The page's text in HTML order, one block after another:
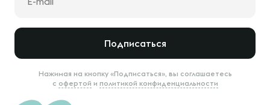
Подписаться
Нажимая на кнопку «Подписаться», вы соглашаетесь
с офертой и политикой конфиденциальности